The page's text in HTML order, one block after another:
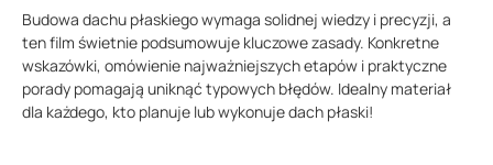
Budowa dachu płaskiego wymaga solidnej wiedzy i precyzji, a
ten film świetnie podsumowuje kluczowe zasady. Konkretne
wskazówki, omówienie najważniejszych etapów i praktyczne
porady pomagają uniknąć typowych błędów. Idealny materiał
dla każdego, kto planuje lub wykonuje dach płaski!